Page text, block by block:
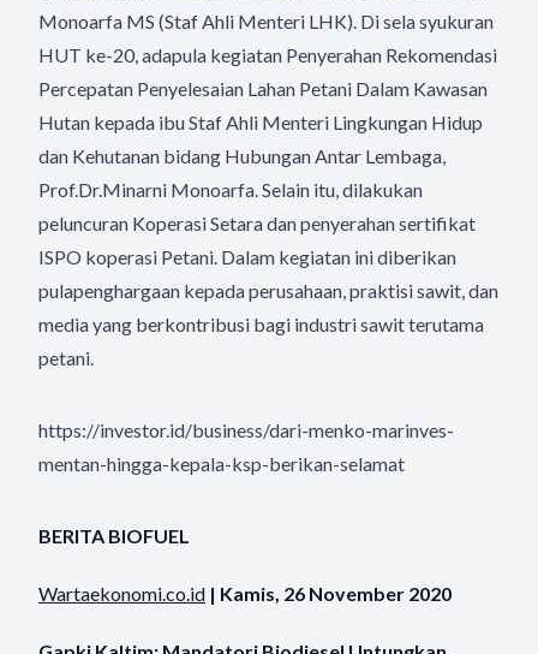
Monoarfa MS (Staf Ahli Menteri LHK). Di sela syukuran
HUT ke-20, adapula kegiatan Penyerahan Rekomendasi
Percepatan Penyelesaian Lahan Petani Dalam Kawasan
Hutan kepada ibu Staf Ahli Menteri Lingkungan Hidup
dan Kehutanan bidang Hubungan Antar Lembaga,
Prof.Dr.Minarni Monoarfa. Selain itu, dilakukan
peluncuran Koperasi Setara dan penyerahan sertifikat
ISPO koperasi Petani. Dalam kegiatan ini diberikan
pulapenghargaan kepada perusahaan, praktisi sawit, dan
media yang berkontribusi bagi industri sawit terutama
petani.
https://investor.id/business/dari-menko-marinves-
mentan-hingga-kepala-ksp-berikan-selamat
BERITA BIOFUEL
Wartaekonomi.co.id | Kamis, 26 November 2020